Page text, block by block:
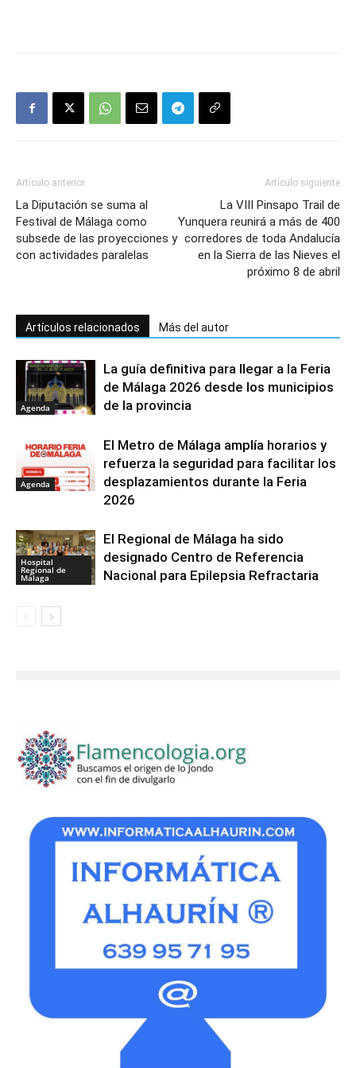
Artículo anterior
La Diputación se suma al
Festival de Málaga como
subsede de las proyecciones y
con actividades paralelas
Artículo siguiente
La VIII Pinsapo Trail de
Yunquera reunirá a más de 400
corredores de toda Andalucía
en la Sierra de las Nieves el
próximo 8 de abril
Artículos relacionados Más del autor
Agenda
La guía definitiva para llegar a la Feria
de Málaga 2026 desde los municipios
de la provincia
Agenda
El Metro de Málaga amplía horarios y
refuerza la seguridad para facilitar los
desplazamientos durante la Feria
2026
Hospital
Regional de
Málaga
El Regional de Málaga ha sido
designado Centro de Referencia
Nacional para Epilepsia Refractaria